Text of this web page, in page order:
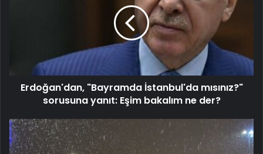
Erdoğan'dan, "Bayramda İstanbul'da mısınız?"
sorusuna yanıt: Eşim bakalım ne der?